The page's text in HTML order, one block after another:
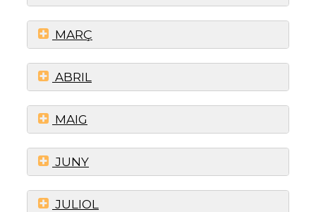
MARÇ
ABRIL
MAIG
JUNY
JULIOL